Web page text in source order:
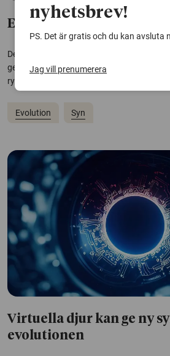
Enögd varelse gav
Det finns en liten cyklop bland våra allra
gemensamma släktrötterna delas av
ryggradsdjur, visar ny forskning om ögats
Evolution Syn
Virtuella djur kan ge ny
evolutionen
nyhetsbrev!
PS. Det är gratis och du kan avsluta
Jag vill prenumerera